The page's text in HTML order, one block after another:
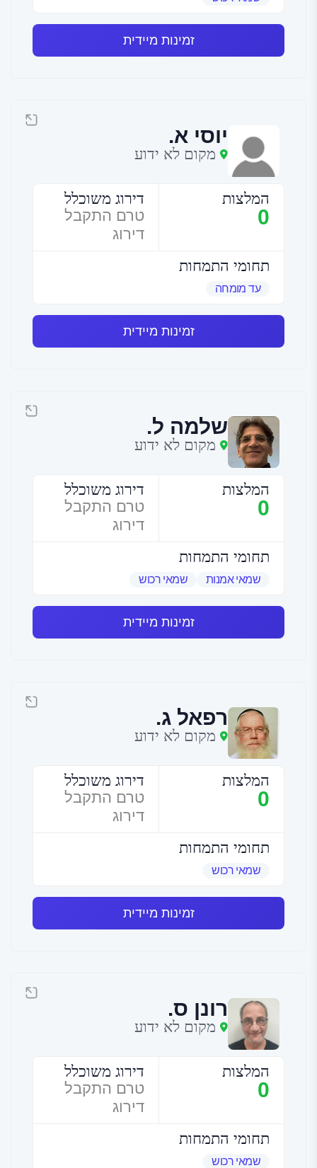
זמינות מיידית
יוסי א.
מקום לא ידוע
המלצות
0
דירוג משוכלל
טרם התקבל
דירוג
תחומי התמחות
עד מומחה
זמינות מיידית
שלמה ל.
מקום לא ידוע
המלצות
0
דירוג משוכלל
טרם התקבל
דירוג
תחומי התמחות
שמאי אמנות שמאי רכוש
זמינות מיידית
רפאל ג.
מקום לא ידוע
המלצות
0
דירוג משוכלל
טרם התקבל
דירוג
תחומי התמחות
שמאי רכוש
זמינות מיידית
רונן ס.
מקום לא ידוע
המלצות
0
דירוג משוכלל
טרם התקבל
דירוג
תחומי התמחות
שמאי רכוש